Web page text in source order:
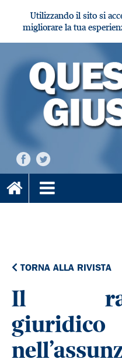
Utilizzando il sito si
migliorare la tua
TORNA ALLA RIVISTA
Il
giuridico